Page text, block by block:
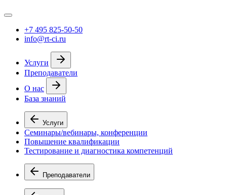
+7 495 825-50-50
info@rt-ci.ru
Услуги
Преподаватели
О нас
База знаний
Услуги
Семинары/вебинары, конференции
Повышение квалификации
Тестирование и диагностика компетенций
Преподаватели